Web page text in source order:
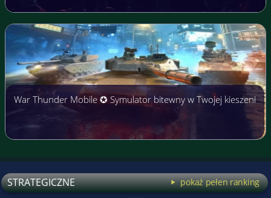
War Thunder Mobile ✪ Symulator bitewny w Twojej kieszeni
STRATEGICZNE pokaż pełen ranking